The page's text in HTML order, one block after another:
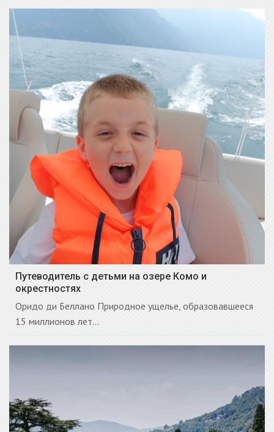
Путеводитель с детьми на озере Комо и
окрестностях
Оридо ди Беллано Природное ущелье, образовавшееся
15 миллионов лет...